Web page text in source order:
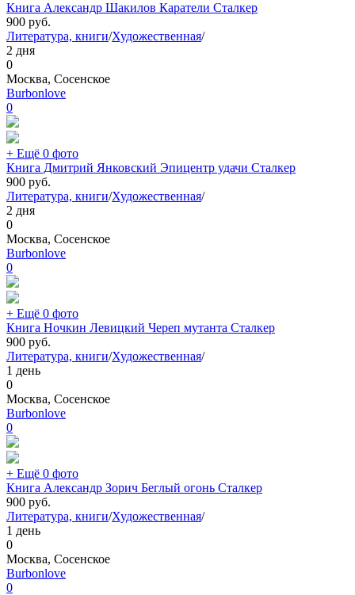
Книга Александр Шакилов Каратели Сталкер
900 руб.
Литература, книги/Художественная/
2 дня
0
Москва, Сосенское
Burbonlove
0
+ Ещё 0 фото
Книга Дмитрий Янковский Эпицентр удачи Сталкер
900 руб.
Литература, книги/Художественная/
2 дня
0
Москва, Сосенское
Burbonlove
0
+ Ещё 0 фото
Книга Ночкин Левицкий Череп мутанта Сталкер
900 руб.
Литература, книги/Художественная/
1 день
0
Москва, Сосенское
Burbonlove
0
+ Ещё 0 фото
Книга Александр Зорич Беглый огонь Сталкер
900 руб.
Литература, книги/Художественная/
1 день
0
Москва, Сосенское
Burbonlove
0